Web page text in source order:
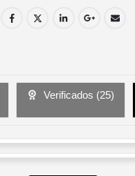
Verificados (25)